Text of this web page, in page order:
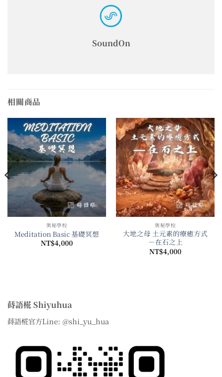
SoundOn
相關商品
奧秘學校
Meditation Basic 基礎冥想
NT$4,000
奧秘學校
大地之母 土元素的療癒方式
－在石之上
NT$4,000
蒔語椛 Shiyuhua
蒔語椛官方Line: @shi_yu_hua